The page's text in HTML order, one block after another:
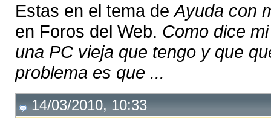
Estas en el tema deAyuda con
en Foros del Web. Como dice
una PC vieja que tengo y que
problema es que ...
14/03/2010, 10:33